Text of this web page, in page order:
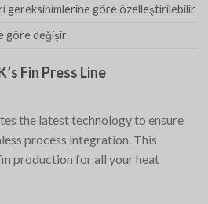
gereksinimlerine göre özelleştirilebilir
göre değişir
Fin Press Line
the latest technology to ensure
process integration. This
production for all your heat